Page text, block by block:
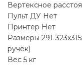
Вертексное
Пульт ДУ Нет
Принтер Нет
Размеры 291-
ручек)
Вес 5 кг